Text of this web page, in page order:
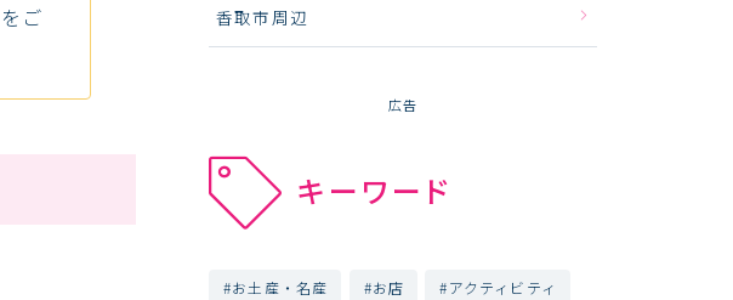
をご
香取市周辺
広告
キーワード
お土産・名産 お店 アクティビティ